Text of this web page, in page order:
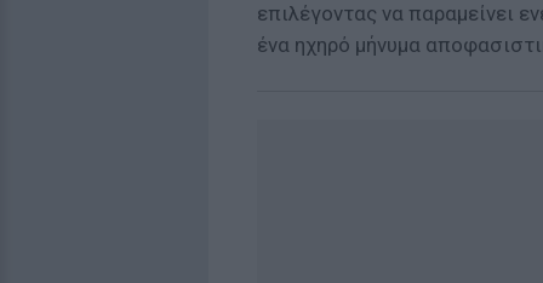
επιλέγοντας να παραμείνει
ένα ηχηρό μήνυμα